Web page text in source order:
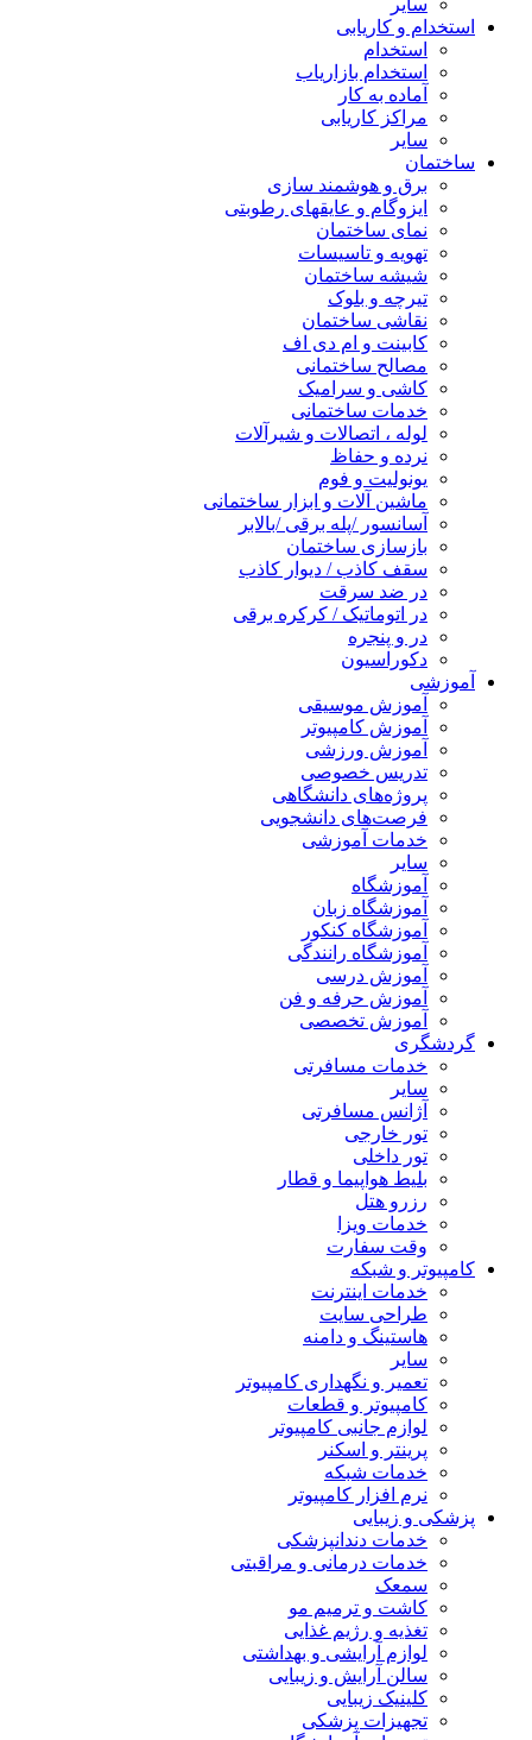
سایر
استخدام و کاریابی
استخدام
استخدام بازاریاب
آماده به کار
مراکز کاریابی
سایر
ساختمان
برق و هوشمند سازی
ایزوگام و عایقهای رطوبتی
نمای ساختمان
تهویه و تاسیسات
شیشه ساختمان
تیرچه و بلوک
نقاشی ساختمان
کابینت و ام دی اف
مصالح ساختمانی
کاشی و سرامیک
خدمات ساختمانی
لوله ، اتصالات و شیرآلات
نرده و حفاظ
یونولیت و فوم
ماشین آلات و ابزار ساختمانی
آسانسور /پله برقی /بالابر
بازسازی ساختمان
سقف کاذب / دیوار کاذب
در ضد سرقت
در اتوماتیک / کرکره برقی
در و پنجره
دکوراسیون
آموزشی
آموزش موسیقی
آموزش کامپیوتر
آموزش ورزشی
تدریس خصوصی
پروژه‌های دانشگاهی
فرصت‌های دانشجویی
خدمات آموزشی
سایر
آموزشگاه
آموزشگاه زبان
آموزشگاه کنکور
آموزشگاه رانندگی
آموزش درسی
آموزش حرفه و فن
آموزش تخصصی
گردشگری
خدمات مسافرتی
سایر
آژانس مسافرتی
تور خارجی
تور داخلی
بلیط هواپیما و قطار
رزرو هتل
خدمات ویزا
وقت سفارت
کامپیوتر و شبکه
خدمات اینترنت
طراحی سایت
هاستینگ و دامنه
سایر
تعمیر و نگهداری کامپیوتر
کامپیوتر و قطعات
لوازم جانبی کامپیوتر
پرینتر و اسکنر
خدمات شبکه
نرم افزار کامپیوتر
پزشکی و زیبایی
خدمات دندانپزشکی
خدمات درمانی و مراقبتی
سمعک
کاشت و ترمیم مو
تغذیه و رژیم غذایی
لوازم آرایشی و بهداشتی
سالن آرایش و زیبایی
کلینیک زیبایی
تجهیزات پزشکی